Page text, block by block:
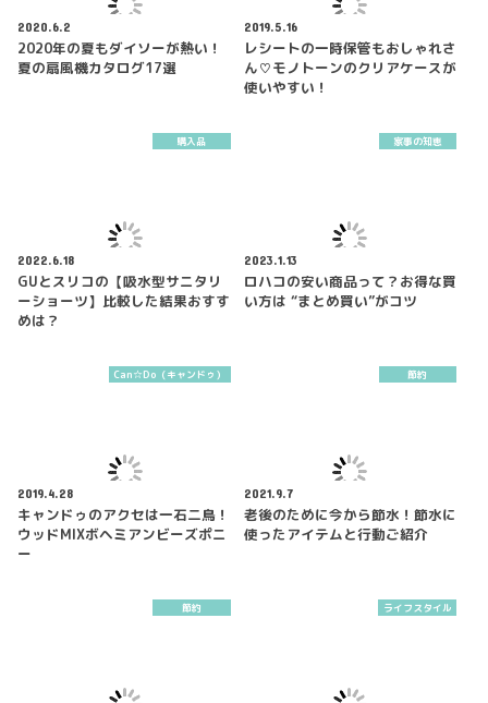
2020.6.2
2020年の夏もダイソーが熱い！
夏の扇風機カタログ17選
2019.5.16
レシートの一時保管もおしゃれさ
ん♡モノトーンのクリアケースが
使いやすい！
購入品
2022.6.18
GUとスリコの【吸水型サニタリ
ーショーツ】比較した結果おすす
めは？
家事の知恵
2023.1.13
ロハコの安い商品って？お得な買
い方は “まとめ買い”がコツ
Can☆Do（キャンドゥ）
2019.4.28
キャンドゥのアクセは一石二鳥！
ウッドMIXボヘミアンビーズポニ
ー
節約
2021.9.7
老後のために今から節水！節水に
使ったアイテムと行動ご紹介
節約 ライフスタイル